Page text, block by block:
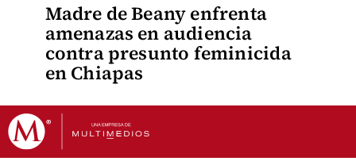
Madre de Beany enfrenta
amenazas en audiencia
contra presunto feminicida
en Chiapas